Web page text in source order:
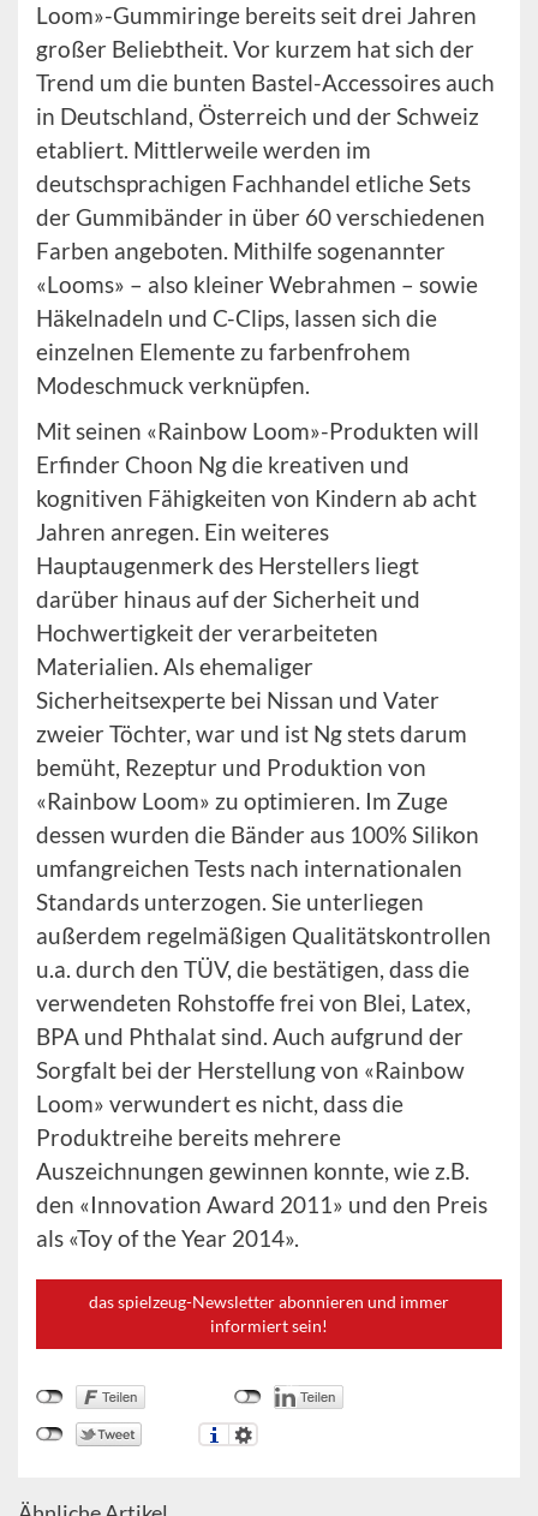
Loom»-Gummiringe bereits seit drei Jahren
großer Beliebtheit. Vor kurzem hat sich der
Trend um die bunten Bastel-Accessoires auch
in Deutschland, Österreich und der Schweiz
etabliert. Mittlerweile werden im
deutschsprachigen Fachhandel etliche Sets
der Gummibänder in über 60 verschiedenen
Farben angeboten. Mithilfe sogenannter
«Looms» – also kleiner Webrahmen – sowie
Häkelnadeln und C-Clips, lassen sich die
einzelnen Elemente zu farbenfrohem
Modeschmuck verknüpfen.
Mit seinen «Rainbow Loom»-Produkten will
Erfinder Choon Ng die kreativen und
kognitiven Fähigkeiten von Kindern ab acht
Jahren anregen. Ein weiteres
Hauptaugenmerk des Herstellers liegt
darüber hinaus auf der Sicherheit und
Hochwertigkeit der verarbeiteten
Materialien. Als ehemaliger
Sicherheitsexperte bei Nissan und Vater
zweier Töchter, war und ist Ng stets darum
bemüht, Rezeptur und Produktion von
«Rainbow Loom» zu optimieren. Im Zuge
dessen wurden die Bänder aus 100% Silikon
umfangreichen Tests nach internationalen
Standards unterzogen. Sie unterliegen
außerdem regelmäßigen Qualitätskontrollen
u.a. durch den TÜV, die bestätigen, dass die
verwendeten Rohstoffe frei von Blei, Latex,
BPA und Phthalat sind. Auch aufgrund der
Sorgfalt bei der Herstellung von «Rainbow
Loom» verwundert es nicht, dass die
Produktreihe bereits mehrere
Auszeichnungen gewinnen konnte, wie z.B.
den «Innovation Award 2011» und den Preis
als «Toy of the Year 2014».
das spielzeug-Newsletter abonnieren und immer
informiert sein!